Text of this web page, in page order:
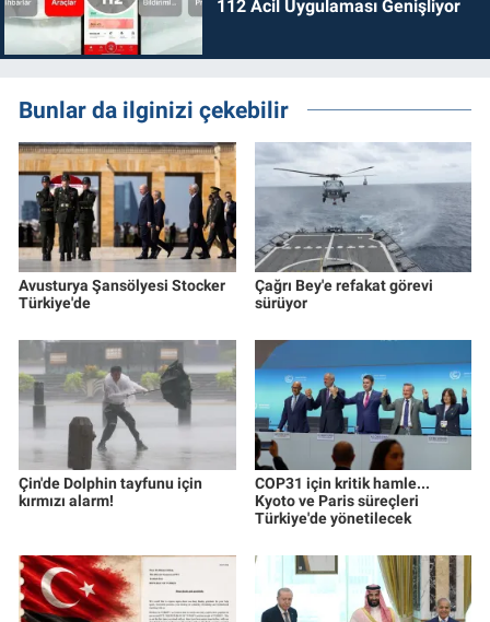
112 Acil Uygulaması Genişliyor
Bunlar da ilginizi çekebilir
Avusturya Şansölyesi Stocker
Türkiye'de
Çağrı Bey'e refakat görevi
sürüyor
Çin'de Dolphin tayfunu için
kırmızı alarm!
COP31 için kritik hamle...
Kyoto ve Paris süreçleri
Türkiye'de yönetilecek